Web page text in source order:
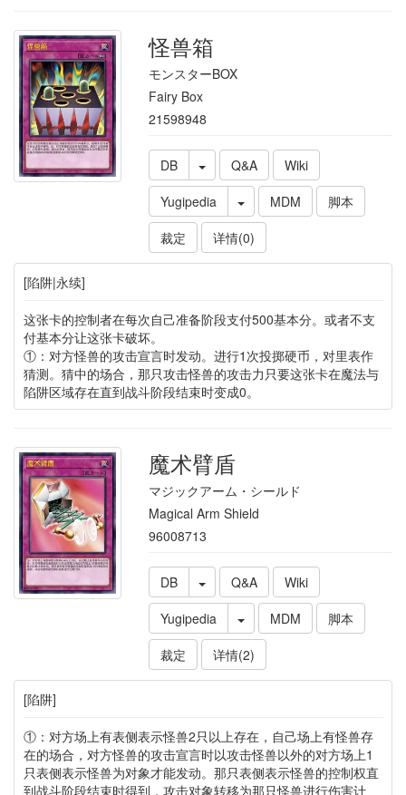
怪兽箱
モンスターBOX
Fairy Box
21598948
DB Q&A
Wiki
Yugipedia
MDM
脚本
裁定
详情(0)
[陷阱|永续]
这张卡的控制者在每次自己准备阶段支付500基本分。或者不支
付基本分让这张卡破坏。
①：对方怪兽的攻击宣言时发动。进行1次投掷硬币，对里表作
猜测。猜中的场合，那只攻击怪兽的攻击力只要这张卡在魔法与
陷阱区域存在直到战斗阶段结束时变成0。
魔术臂盾
マジックアーム・シールド
Magical Arm Shield
96008713
DB Q&A
Wiki
Yugipedia
MDM
脚本
裁定
详情(2)
[陷阱]
①：对方场上有表侧表示怪兽2只以上存在，自己场上有怪兽存
在的场合，对方怪兽的攻击宣言时以攻击怪兽以外的对方场上1
只表侧表示怪兽为对象才能发动。那只表侧表示怪兽的控制权直
到战斗阶段结束时得到，攻击对象转移为那只怪兽进行伤害计